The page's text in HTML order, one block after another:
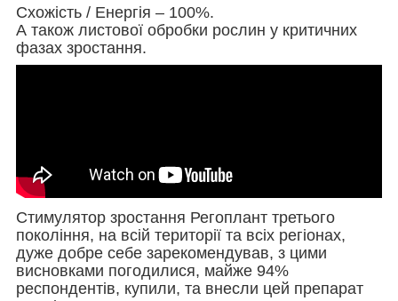
Схожість / Енергія – 100%.
А також листової обробки рослин у критичних
фазах зростання.
Стимулятор зростання Регоплант третього
покоління, на всій території та всіх регіонах,
дуже добре себе зарекомендував, з цими
висновками погодилися, майже 94%
респондентів, купили, та внесли цей препарат